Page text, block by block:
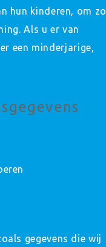
hun kinderen, om zo
Als u er van
een minderjarige,
gegevens die wij